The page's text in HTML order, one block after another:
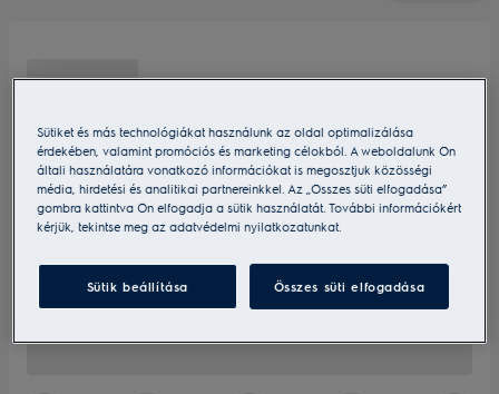
Sütiket és más technológiákat használunk az oldal optimalizálása
érdekében, valamint promóciós és marketing célokból. A weboldalunk Ön
általi használatára vonatkozó információkat is megosztjuk közösségi
média, hirdetési és analitikai partnereinkkel. Az „Összes süti elfogadása”
gombra kattintva Ön elfogadja a sütik használatát. További információkért
kérjük, tekintse meg az adatvédelmi nyilatkozatunkat.
Sütik beállítása Összes süti elfogadása